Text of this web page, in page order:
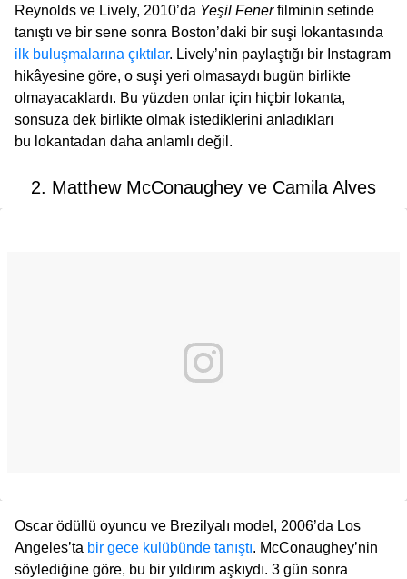
Reynolds ve Lively, 2010’da Yeşil Fenerfilminin setinde
tanıştı ve bir sene sonra Boston’daki bir suşi lokantasında
ilk buluşmalarına çıktılar. Lively’nin paylaştığı bir Instagram
hikâyesine göre, o suşi yeri olmasaydı bugün birlikte
olmayacaklardı. Bu yüzden onlar için hiçbir lokanta,
sonsuza dek birlikte olmak istediklerini anladıkları
bu lokantadan daha anlamlı değil.
2. Matthew McConaughey ve Camila Alves
Oscar ödüllü oyuncu ve Brezilyalı model, 2006’da Los
Angeles’ta bir gece kulübünde tanıştı. McConaughey’nin
söylediğine göre, bu bir yıldırım aşkıydı. 3 gün sonra